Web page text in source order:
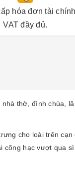
hóa đơn tài chính
VAT đầy đủ.
thờ, đình chùa,
cho loài trên cạn
cõng hạc vượt qua